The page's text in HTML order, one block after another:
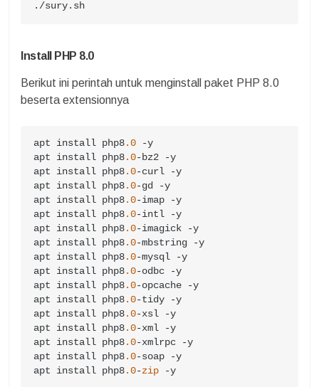
./sury.sh
Install PHP 8.0
Berikut ini perintah untuk menginstall paket PHP 8.0
beserta extensionnya
apt install php8.0 -y
apt install php8.0-bz2 -y
apt install php8.0-curl -y
apt install php8.0-gd -y
apt install php8.0-imap -y
apt install php8.0-intl -y
apt install php8.0-imagick -y
apt install php8.0-mbstring -y
apt install php8.0-mysql -y
apt install php8.0-odbc -y
apt install php8.0-opcache -y
apt install php8.0-tidy -y
apt install php8.0-xsl -y
apt install php8.0-xml -y
apt install php8.0-xmlrpc -y
apt install php8.0-soap -y
apt install php8.0- zip -y